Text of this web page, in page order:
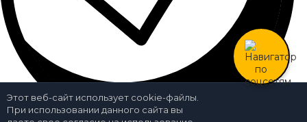
Этот веб-сайт использует cookie-файлы.
При использовании данного сайта вы